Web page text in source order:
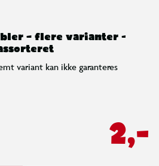
– flere varianter -
variant kan ikke garanteres
2,-